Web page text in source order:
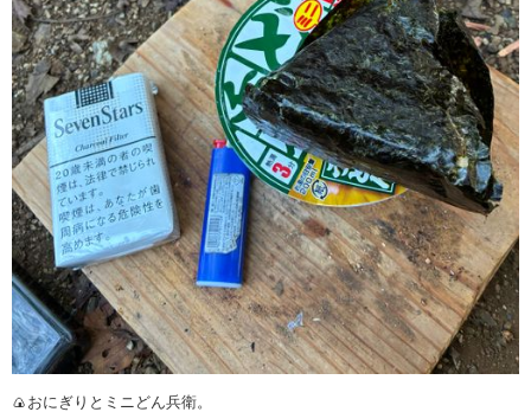
🍙おにぎりとミニどん兵衛。